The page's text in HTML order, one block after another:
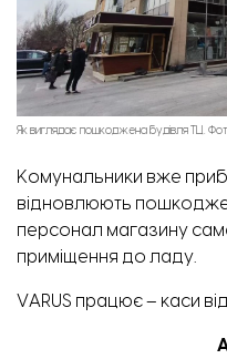
Як виглядає пошкоджена будівля ТЦ.
Комунальники вже
відновлюють
персонал магазину
приміщення до ладу.
VARUS працює – каси